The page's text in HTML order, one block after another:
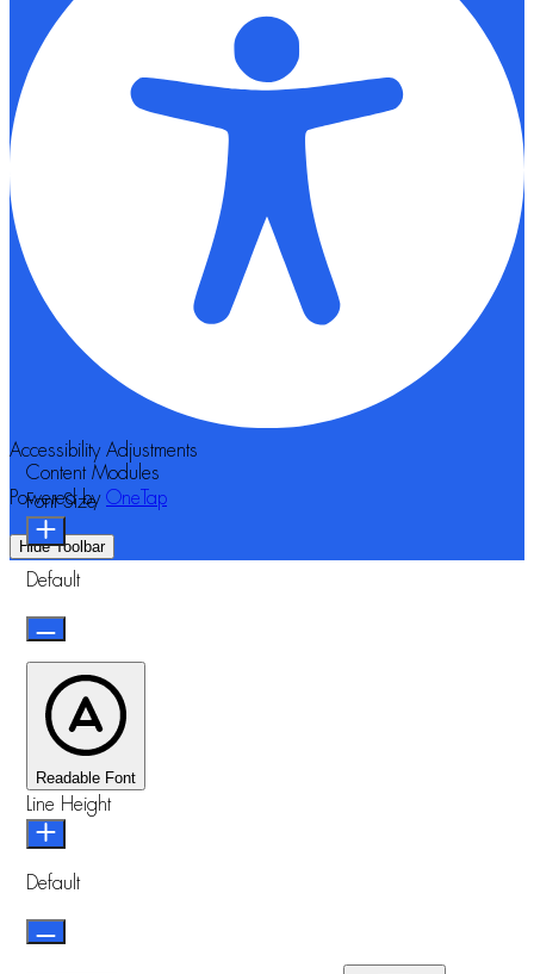
Accessibility Adjustments
Powered by OneTap
Hide Toolbar
Content Modules
Font Size
Default
Readable Font
Line Height
Default